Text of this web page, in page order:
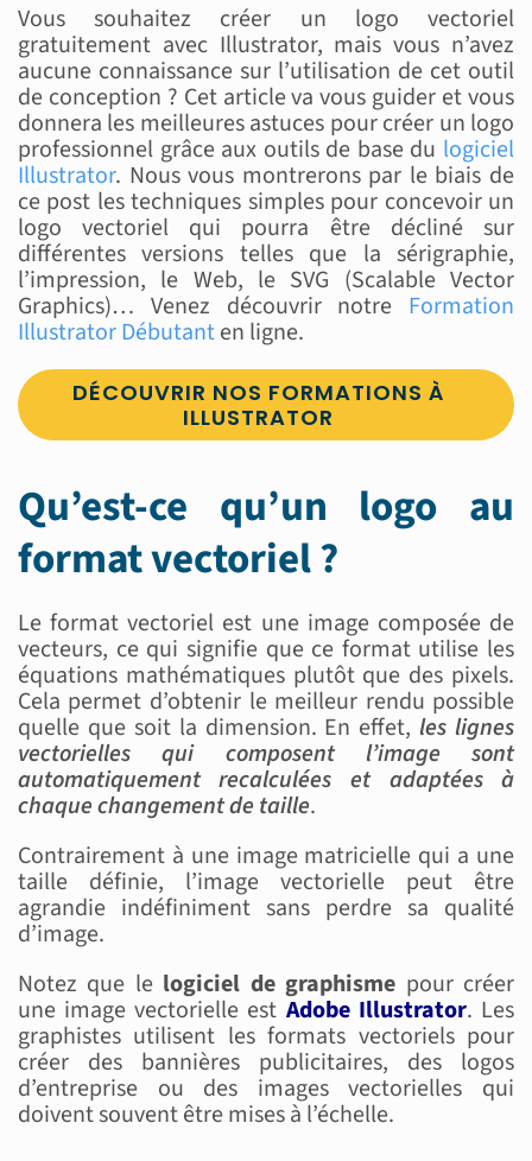
Vous souhaitez créer un logo vectoriel
gratuitement avec Illustrator, mais vous n’avez
aucune connaissance sur l’utilisation de cet outil
de conception ? Cet article va vous guider et vous
donnera les meilleures astuces pour créer un logo
professionnel grâce aux outils de base du logiciel
Illustrator. Nous vous montrerons par le biais de
ce post les techniques simples pour concevoir un
logo vectoriel qui pourra être décliné sur
différentes versions telles que la sérigraphie,
l’impression, le Web, le SVG (Scalable Vector
Graphics)… Venez découvrir notre Formation
Illustrator Débutanten ligne.
DÉCOUVRIR NOS FORMATIONS À
ILLUSTRATOR
Qu’est-ce qu’un logo au
format vectoriel ?
Le format vectoriel est une image composée de
vecteurs, ce qui signifie que ce format utilise les
équations mathématiques plutôt que des pixels.
Cela permet d’obtenir le meilleur rendu possible
quelle que soit la dimension. En effet,les lignes
vectorielles qui composent l’image sont
automatiquement recalculées et adaptées à
chaque changement de taille.
Contrairement à une image matricielle qui a une
taille définie, l’image vectorielle peut être
agrandie indéfiniment sans perdre sa qualité
d’image.
Notez que le logiciel de graphisme pour créer
une image vectorielle est Adobe Illustrator. Les
graphistes utilisent les formats vectoriels pour
créer des bannières publicitaires, des logos
d’entreprise ou des images vectorielles qui
doivent souvent être mises à l’échelle.